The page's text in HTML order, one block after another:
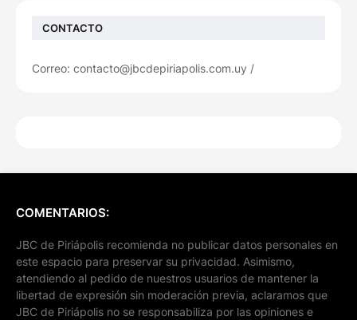
CONTACTO
Correo: contacto@jbcdepiriapolis.com.uy /
COMENTARIOS:
JBC de Piriápolis recomienda no publicar datos personales en
este espacio para preservar su privacidad. Asimismo,
atendiendo al pedido de nuestros usuarios de mantener la
libertad de expresión sin moderación previa, aclaramos que
JBC de Piriápolis no se responsabiliza por las opiniones e